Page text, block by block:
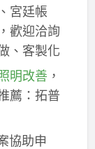
宮廷帳
歡迎洽詢
、客製化
明改善，
薦：拓普
協助申